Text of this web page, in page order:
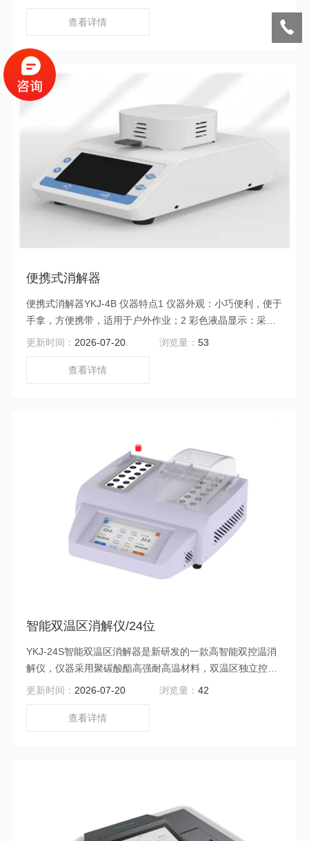
的国家标准；符合HJ/T44-1999《固定污染源排气中一氧化
查看详情
便携式消解器
便携式消解器YKJ-4B ​仪器特点1 仪器外观：小巧便利，便于
手拿，方便携带，适用于户外作业；2 彩色液晶显示：采用
大屏高分辨率液晶显示屏；3 宽范围参数：消解温度、定时
存5中消解程序及一套自定义消解程序；5 符合国家标准：各
保护罩，即安全又可让实验全程可视；
更新时间： 2026-07-20 浏览量：53
查看详情
智能双温区消解仪/24位
YKJ-24S智能双温区消解器是新研发的一款高智能双控温消
解仪，仪器采用聚碳酸酯高强耐高温材料，双温区独立控制
搭配PID温控系统， 可同时消解两种不同项目，加热均匀，
用于科研、高校、污水处理、水环境监测、 企业污水自检等
更新时间： 2026-07-20 浏览量：42
查看详情